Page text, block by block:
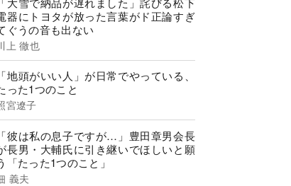
器にトヨタが放った言葉がド正論すぎ
ぐうの音も出ない
上 徹也
「地頭がいい人」が日常でやっている、
った1つのこと
宮遼子
「彼は私の息子ですが…」豊田章男会長
長男・大輔氏に引き継いでほしいと願
「たった1つのこと」
義夫